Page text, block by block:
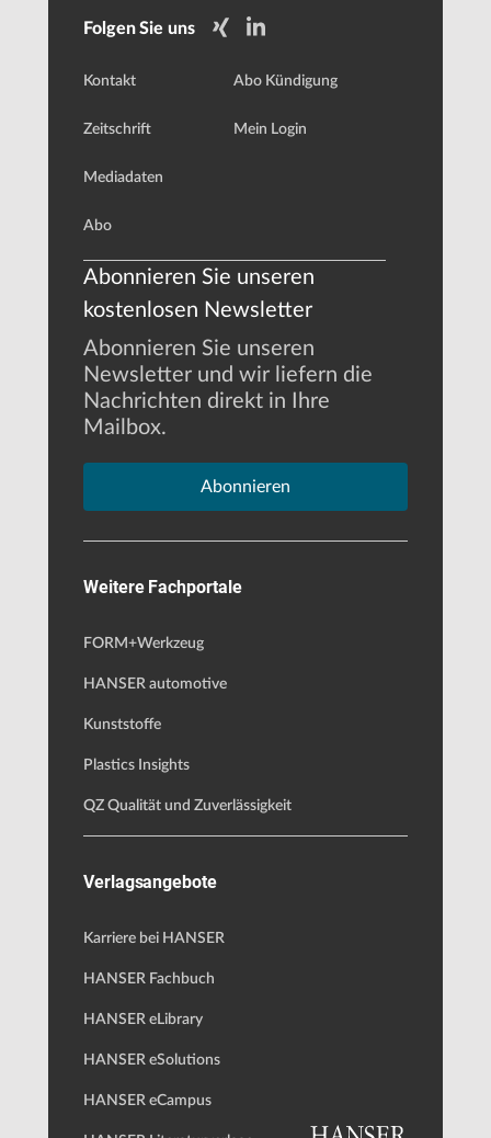
Folgen Sie uns
Kontakt
Zeitschrift
Mediadaten
Abo
Abo Kündigung
Mein Login
Abonnieren Sie unseren
kostenlosen Newsletter
Abonnieren Sie unseren
Newsletter und wir liefern die
Nachrichten direkt in Ihre
Mailbox.
Abonnieren
Weitere Fachportale
FORM+Werkzeug
HANSER automotive
Kunststoffe
Plastics Insights
QZ Qualität und Zuverlässigkeit
Verlagsangebote
Karriere bei HANSER
HANSER Fachbuch
HANSER eLibrary
HANSER eSolutions
HANSER eCampus